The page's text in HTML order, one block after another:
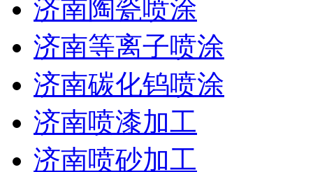
济南陶瓷喷涂
济南等离子喷涂
济南碳化钨喷涂
济南喷漆加工
济南喷砂加工